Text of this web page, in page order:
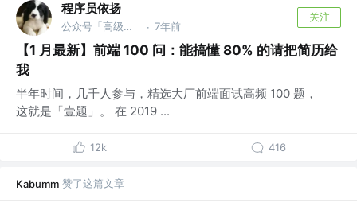
程序员依扬
公众号「高级前端进阶」 @蚂蚁 · 7年前
关注
【1 月最新】前端 100 问：能搞懂 80% 的请把简历给
我
半年时间，几千人参与，精选大厂前端面试高频 100 题，
这就是「壹题」。 在 2019 ...
12k 416
Kabumm 赞了这篇文章